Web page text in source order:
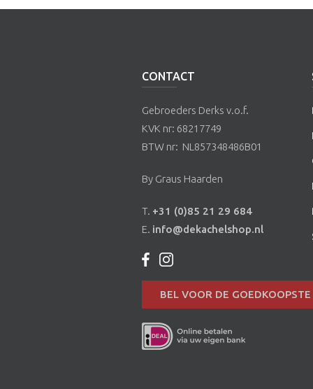
CONTACT
Gebroeders Derks v.o.f.
KVK nr: 68217749
BTW nr: NL857348486B01
By Graus Haarden
T. +31 (0)85 21 29 684
E. info@dekachelshop.nl
BEL VOOR DE GOEDKOOPSTE